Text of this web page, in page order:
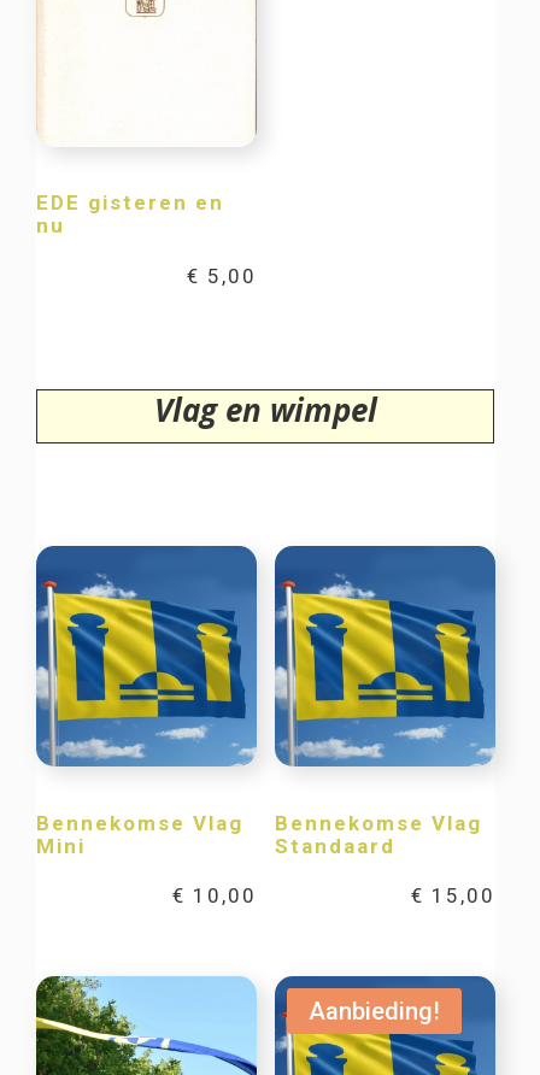
EDE gisteren en
nu
€ 5,00
Vlag en wimpel
Bennekomse Vlag
Mini
€ 10,00
Bennekomse Vlag
Standaard
€ 15,00
Aanbieding!